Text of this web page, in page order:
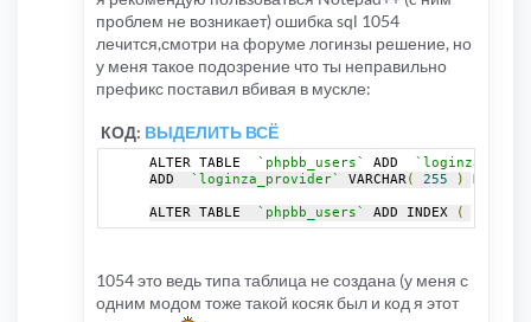
проблем не возникает) ошибка sql 1054
лечится,смотри на форуме логинзы решение, но
у меня такое подозрение что ты неправильно
префикс поставил вбивая в мускле:
КОД: ВЫДЕЛИТЬ ВСЁ
ALTER TABLE `phpbb_users` ADD
ADD
`loginza_provider` VARCHAR( 255 )
ALTER TABLE `phpbb_users` ADD INDEX (
1054 это ведь типа таблица не создана (у меня с
одним модом тоже такой косяк был и код я этот